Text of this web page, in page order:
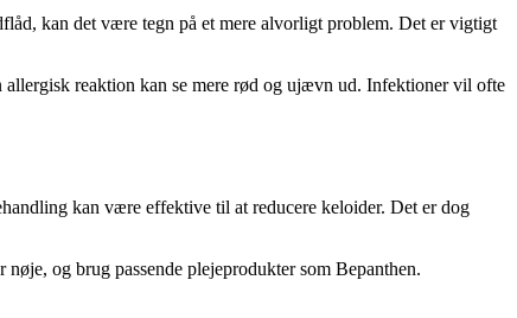
kan det være tegn på et mere alvorligt problem. Det er vigtigt
reaktion kan se mere rød og ujævn ud. Infektioner vil ofte
kan være effektive til at reducere keloider. Det er dog
og brug passende plejeprodukter som Bepanthen.